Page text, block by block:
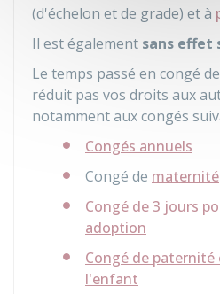
(d'échelon et de grade) et à
Il est également sans
Le temps passé en congé
réduit pas vos droits aux
notamment aux congés
Congés annuels
Congé de maternité
Congé de 3 jours
adoption
Congé de
l'enfant